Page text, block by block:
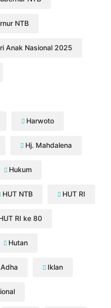
NTB
Anak Nasional 2025
Harwoto
Hj. Mahdalena
Hukum
HUT NTB HUT RI
RI ke 80
Hutan
Iklan